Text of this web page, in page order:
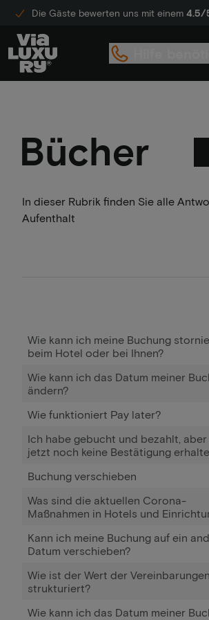
Die Gäste bewerten uns mit einem 4.5/
Bücher
In dieser Rubrik finden Sie alle
Aufenthalt
Wie kann ich meine Buchung
beim Hotel oder bei Ihnen?
Wie kann ich das Datum meiner
ändern?
Wie funktioniert Pay later?
Ich habe gebucht und bezahlt, aber
jetzt noch keine Bestätigung
Buchung verschieben
Was sind die aktuellen Corona-
Maßnahmen in Hotels und
Kann ich meine Buchung auf ein
Datum verschieben?
Wie ist der Wert der Vereinbarungen
strukturiert?
Wie kann ich das Datum meiner